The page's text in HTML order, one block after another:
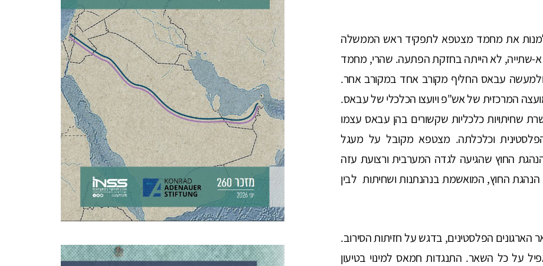
את מחמד מצטפא לתפקיד ראש הממשלה
לא הייתה בחזקת הפתעה. שהרי, מחמד
עבאס החליף מקורב אחד במקורב אחר.
המרכזית של אש"פ ויועצו הכלכלי של עבאס.
שחיתויות כלכליות שקשורים בהן עבאס עצמו
וכלכלתה. מצטפא מקובל על מעגל
החוץ שהגיעה לגדה המערבית ורצועת עזה
הנהגת החוץ, המואשמת בנהנתנות ושחיתות לבין
הפלסטינים, בדגש על חזיתות הסירוב.
על כל השאר. התנגדות חמאס למינוי בטיעון